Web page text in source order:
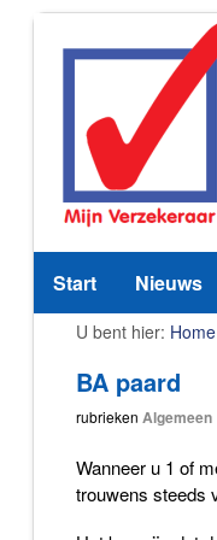
Start Nieuws
U bent hier: Home
BA paard
rubrieken Algemeen
Wanneer u 1 of
trouwens steeds